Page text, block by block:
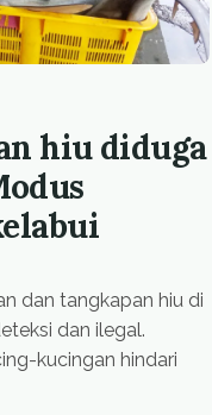
hiu diduga
dan tangkapan hiu di
dan ilegal.
kucingan hindari